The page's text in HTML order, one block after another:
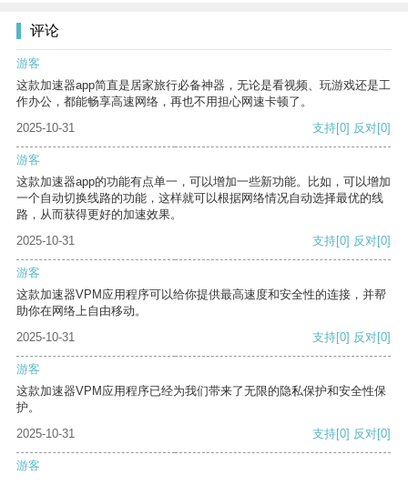
评论
游客
这款加速器app简直是居家旅行必备神器，无论是看视频、玩游戏还是工
作办公，都能畅享高速网络，再也不用担心网速卡顿了。
2025-10-31
支持[0] 反对[0]
游客
这款加速器app的功能有点单一，可以增加一些新功能。比如，可以增加
一个自动切换线路的功能，这样就可以根据网络情况自动选择最优的线
路，从而获得更好的加速效果。
2025-10-31
支持[0] 反对[0]
游客
这款加速器VPM应用程序可以给你提供最高速度和安全性的连接，并帮
助你在网络上自由移动。
2025-10-31
支持[0] 反对[0]
游客
这款加速器VPM应用程序已经为我们带来了无限的隐私保护和安全性保
护。
2025-10-31
支持[0] 反对[0]
游客